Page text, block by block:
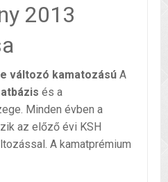
2013
változó kamatozású A
és a
Minden évben a
az előző évi KSH
A kamatprémium